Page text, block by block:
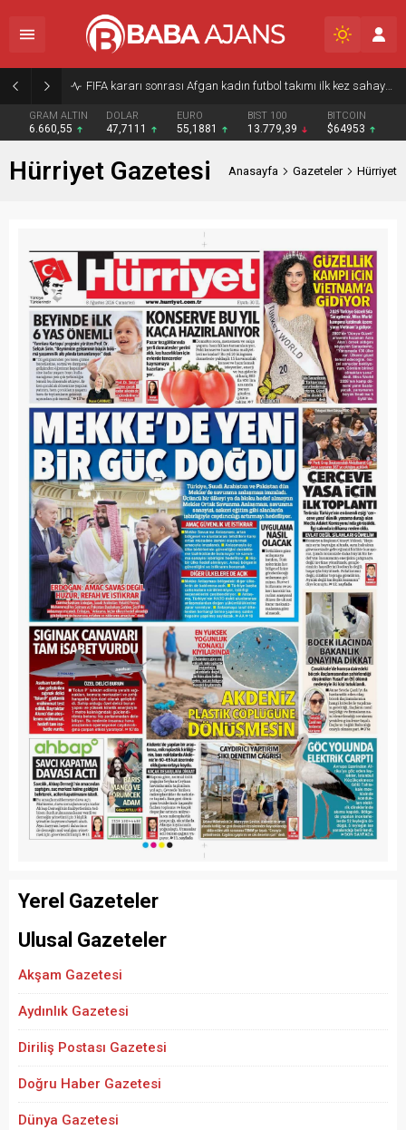
FIFA kararı sonrası Afgan kadın futbol takımı ilk kez sahaya çıktı
GRAM ALTIN
6.660,55
DOLAR
47,7111
EURO
55,1881
BIST 100
13.779,39
BITCOIN
$64953
Hürriyet Gazetesi Anasayfa Gazeteler Hürriyet
Yerel Gazeteler
Ulusal Gazeteler
Akşam Gazetesi
Aydınlık Gazetesi
Diriliş Postası Gazetesi
Doğru Haber Gazetesi
Dünya Gazetesi